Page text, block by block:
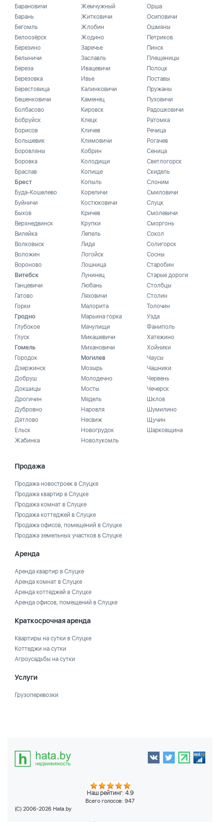
Барановичи
Барань
Бегомль
Белоозёрск
Березино
Белыничи
Береза
Березовка
Берестовица
Бешенковичи
Болбасово
Бобруйск
Борисов
Большевик
Боровляны
Боровка
Браслав
Брест
Буда-Кошелево
Буйничи
Быхов
Верхнедвинск
Вилейка
Волковыск
Воложин
Вороново
Витебск
Ганцевичи
Гатово
Горки
Гродно
Глубокое
Глуск
Гомель
Городок
Дзержинск
Добруш
Докшицы
Дрогичин
Дубровно
Дятлово
Ельск
Жабинка
Жемчужный
Житковичи
Жлобин
Жодино
Заречье
Заславль
Ивацевичи
Ивье
Калинковичи
Каменец
Кировск
Клецк
Кличев
Климовичи
Кобрин
Колодищи
Копище
Копыль
Кореличи
Костюковичи
Кричев
Крупки
Лепель
Лида
Логойск
Лошница
Лунинец
Любань
Ляховичи
Малорита
Марьина горка
Мачулищи
Микашевичи
Михановичи
Могилев
Мозырь
Молодечно
Мосты
Мядель
Наровля
Несвиж
Новогрудок
Новолукомль
Орша
Осиповичи
Ошмяны
Петриков
Пинск
Плещеницы
Полоцк
Поставы
Пружаны
Пуховичи
Радошковичи
Ратомка
Речица
Рогачев
Сеница
Светлогорск
Скидель
Слоним
Смиловичи
Слуцк
Смолевичи
Сморгонь
Сокол
Солигорск
Сосны
Старобин
Старые дороги
Столбцы
Столин
Толочин
Узда
Фаниполь
Хатежино
Хойники
Чаусы
Чашники
Червень
Чечерск
Шклов
Шумилино
Щучин
Шарковщина
Продажа
Продажа новостроек в Слуцке
Продажа квартир в Слуцке
Продажа комнат в Слуцке
Продажа коттеджей в Слуцке
Продажа офисов, помещений в Слуцке
Продажа земельных участков в Слуцке
Аренда
Аренда квартир в Слуцке
Аренда комнат в Слуцке
Аренда коттеджей в Слуцке
Аренда офисов, помещений в Слуцке
Краткосрочная аренда
Квартиры на сутки в Слуцке
Коттеджи на сутки
Агроусадьбы на сутки
Услуги
Грузоперевозки
Наш рейтинг: 4.9
Всего голосов: 947
(C) 2006-2026 Hata.by